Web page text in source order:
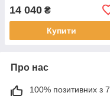
14 040 ₴
Купити
Про нас
100% позитивних з 7